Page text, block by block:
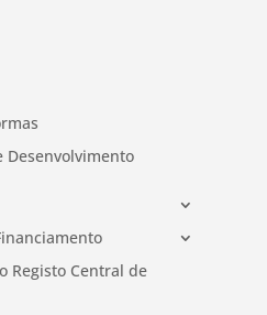
Desenvolvimento
Registo Central de